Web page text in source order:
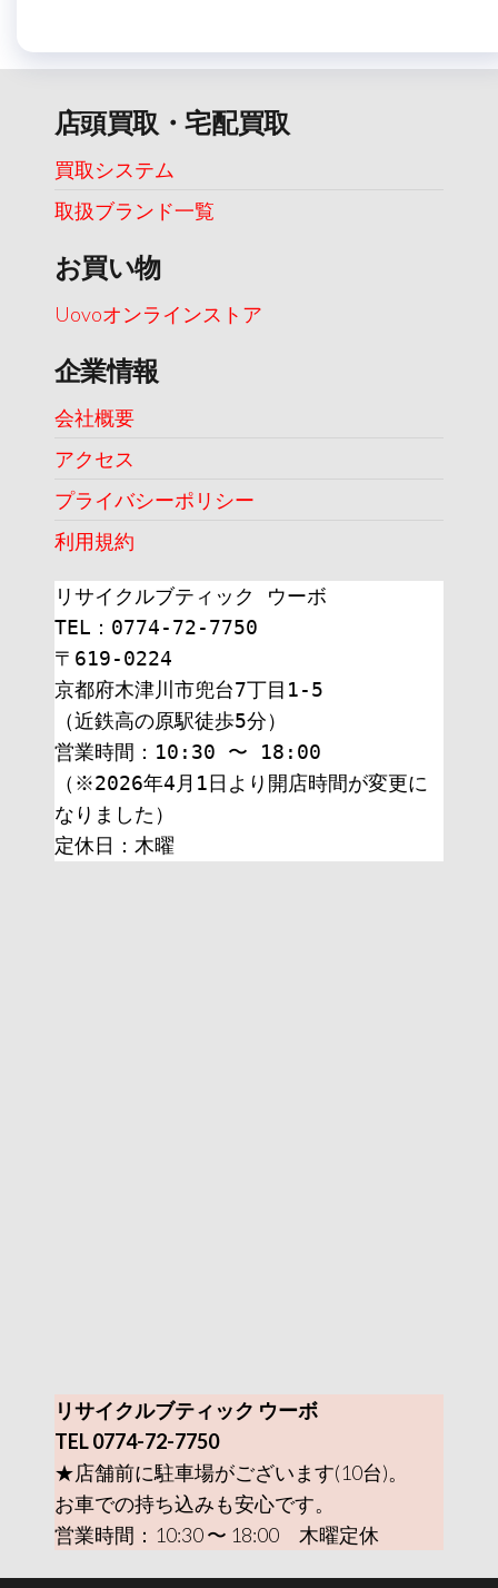
店頭買取・宅配買取
買取システム
取扱ブランド一覧
お買い物
Uovoオンラインストア
企業情報
会社概要
アクセス
プライバシーポリシー
利用規約
リサイクルブティック ウーボ
TEL：0774-72-7750
〒619-0224
京都府木津川市兜台7丁目1-5
（近鉄高の原駅徒歩5分）
営業時間：10:30 〜 18:00
（※2026年4月1日より開店時間が変更に
なりました）
定休日：木曜
リサイクルブティック ウーボ
TEL 0774-72-7750
★店舗前に駐車場がございます(10台)。
お車での持ち込みも安心です。
営業時間：10:30 〜 18:00 木曜定休